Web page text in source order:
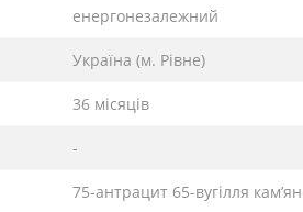
енергонезалежний
Україна (м. Рівне)
36 місяців
-
75-антрацит 65-вугілля